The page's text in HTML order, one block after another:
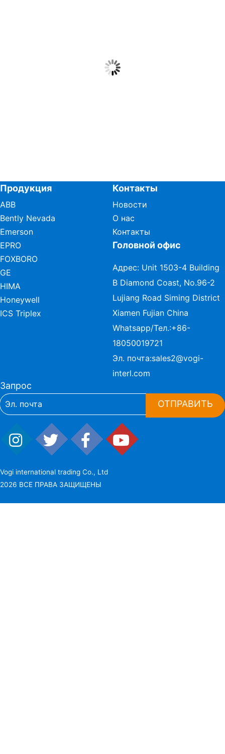
Продукция
ABB
Bently Nevada
Emerson
EPRO
FOXBORO
GE
HIMA
Honeywell
ICS Triplex
Контакты
Новости
О нас
Контакты
Головной офис
Адрес: Unit 1503-4 Building
B Diamond Coast, No.96-2
Lujiang Road Siming District
Xiamen Fujian China
Whatsapp/Тел.:+86-
18050019721
Эл. почта:sales2@vogi-
interl.com
Запрос
ОТПРАВИТЬ
Vogi international trading Co., Ltd
2026 ВСЕ ПРАВА ЗАЩИЩЕНЫ